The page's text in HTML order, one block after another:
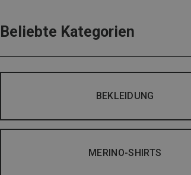
Beliebte Kategorien
BEKLEIDUNG
MERINO-SHIRTS